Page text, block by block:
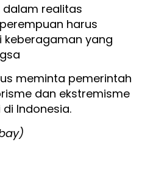
dalam realitas
harus
keberagaman yang
meminta pemerintah
dan ekstremisme
Indonesia.